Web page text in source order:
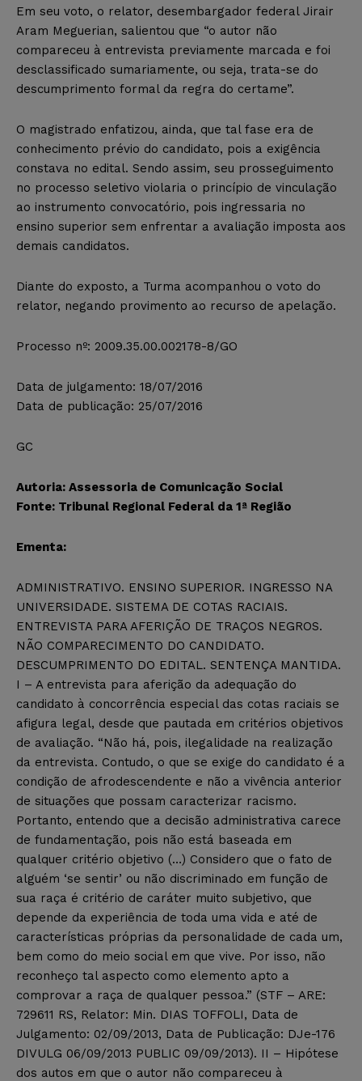
Em seu voto, o relator, desembargador federal Jirair
Aram Meguerian, salientou que “o autor não
compareceu à entrevista previamente marcada e foi
desclassificado sumariamente, ou seja, trata-se do
descumprimento formal da regra do certame”.
O magistrado enfatizou, ainda, que tal fase era de
conhecimento prévio do candidato, pois a exigência
constava no edital. Sendo assim, seu prosseguimento
no processo seletivo violaria o princípio de vinculação
ao instrumento convocatório, pois ingressaria no
ensino superior sem enfrentar a avaliação imposta aos
demais candidatos.
Diante do exposto, a Turma acompanhou o voto do
relator, negando provimento ao recurso de apelação.
Processo nº: 2009.35.00.002178-8/GO
Data de julgamento: 18/07/2016
Data de publicação: 25/07/2016
GC
Autoria: Assessoria de Comunicação Social
Fonte: Tribunal Regional Federal da 1ª Região
Ementa:
ADMINISTRATIVO. ENSINO SUPERIOR. INGRESSO NA
UNIVERSIDADE. SISTEMA DE COTAS RACIAIS.
ENTREVISTA PARA AFERIÇÃO DE TRAÇOS NEGROS.
NÃO COMPARECIMENTO DO CANDIDATO.
DESCUMPRIMENTO DO EDITAL. SENTENÇA MANTIDA.
I – A entrevista para aferição da adequação do
candidato à concorrência especial das cotas raciais se
afigura legal, desde que pautada em critérios objetivos
de avaliação. “Não há, pois, ilegalidade na realização
da entrevista. Contudo, o que se exige do candidato é a
condição de afrodescendente e não a vivência anterior
de situações que possam caracterizar racismo.
Portanto, entendo que a decisão administrativa carece
de fundamentação, pois não está baseada em
qualquer critério objetivo (…) Considero que o fato de
alguém ‘se sentir’ ou não discriminado em função de
sua raça é critério de caráter muito subjetivo, que
depende da experiência de toda uma vida e até de
características próprias da personalidade de cada um,
bem como do meio social em que vive. Por isso, não
reconheço tal aspecto como elemento apto a
comprovar a raça de qualquer pessoa.” (STF – ARE:
729611 RS, Relator: Min. DIAS TOFFOLI, Data de
Julgamento: 02/09/2013, Data de Publicação: DJe-176
DIVULG 06/09/2013 PUBLIC 09/09/2013). II – Hipótese
dos autos em que o autor não compareceu à